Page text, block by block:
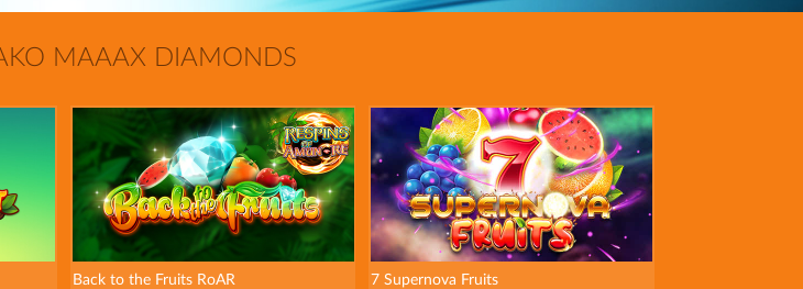
MAAAX DIAMONDS
Back to the Fruits RoAR 7 Supernova Fruits